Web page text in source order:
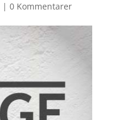
| 0 Kommentarer